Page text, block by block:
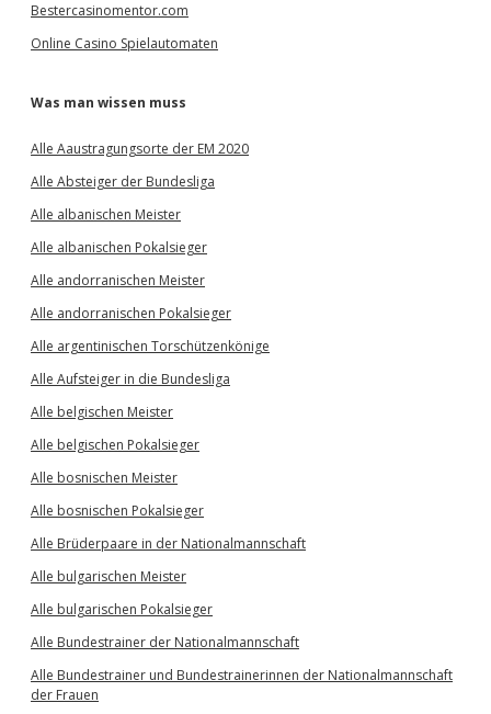
Bestercasinomentor.com
Online Casino Spielautomaten
Was man wissen muss
Alle Aaustragungsorte der EM 2020
Alle Absteiger der Bundesliga
Alle albanischen Meister
Alle albanischen Pokalsieger
Alle andorranischen Meister
Alle andorranischen Pokalsieger
Alle argentinischen Torschützenkönige
Alle Aufsteiger in die Bundesliga
Alle belgischen Meister
Alle belgischen Pokalsieger
Alle bosnischen Meister
Alle bosnischen Pokalsieger
Alle Brüderpaare in der Nationalmannschaft
Alle bulgarischen Meister
Alle bulgarischen Pokalsieger
Alle Bundestrainer der Nationalmannschaft
Alle Bundestrainer und Bundestrainerinnen der Nationalmannschaft
der Frauen